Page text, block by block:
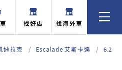
找好店 找海外車
迪拉克 Escalade 艾斯卡達 6.2